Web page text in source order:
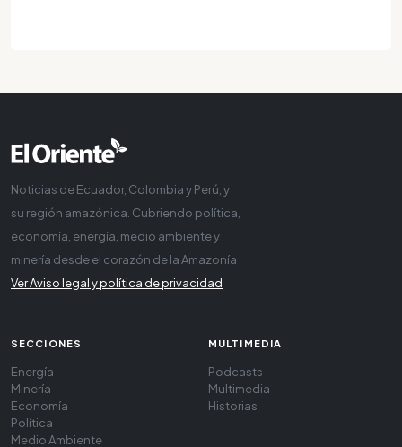
Noticias de Ecuador, Colombia y Perú, y
su región amazónica. Cubriendo política,
economía, energía, medio ambiente y
minería desde el corazón de la Amazonía
Ver Aviso legal y política de privacidad
SECCIONES
Energía
Minería
Economía
Política
Medio Ambiente
MULTIMEDIA
Podcasts
Multimedia
Historias